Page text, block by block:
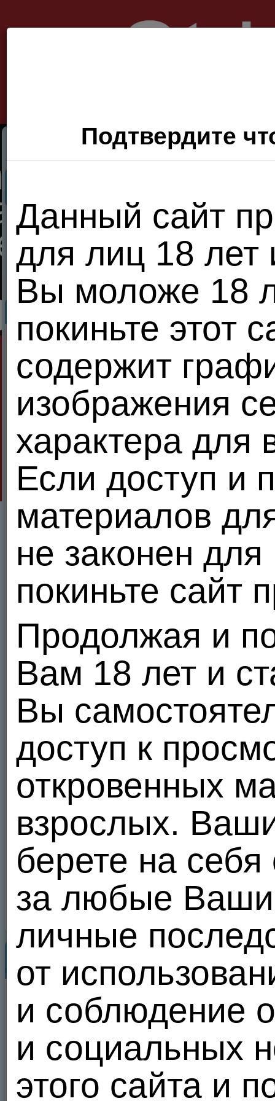
сюда!
Gordosina 31 30.07.26 11:58
1 20 из 100
любые предложения. тг
@Gordosina95
Отправить сообщение
Сделать подарок
Добавить в друзья
В черный список
Друзья
vip
vip
Популярные пользователи
Gordosina
Персональная
Образование
Религия
Предпочитаю не говорить
Предпочитаю не говорить
Меня возбуждает
Не указано
Как часто хочется секса
Предпочитаю не говорить
Вредные привычки
Отношение к курению
Предпочитаю не говорить
Отношение к алкоголю
Предпочитаю не говорить
Параметры тела
Телосложение
Предпочитаю не говорить
Предпочитаю не говорить
Размер члена
Обрезание
Предпочитаю не говорить
Подтвердите
Данный сайт
для лиц 18
Вы моложе 18
покиньте этот
содержит
изображения
характера для
Если доступ и
материалов
не законен
покиньте сайт
Продолжая и
Вам 18 лет и
Вы
доступ к
откровенных
взрослых.
берете на себя
за любые Ваши
личные
от
и соблюдение
и социальных
этого сайта и